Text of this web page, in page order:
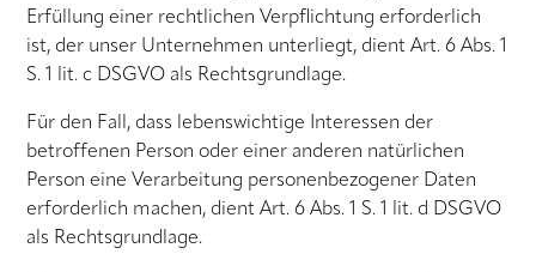
Erfüllung einer rechtlichen Verpflichtung erforderlich
ist, der unser Unternehmen unterliegt, dient Art. 6 Abs. 1
S. 1 lit. c DSGVO als Rechtsgrundlage.
Für den Fall, dass lebenswichtige Interessen der
betroffenen Person oder einer anderen natürlichen
Person eine Verarbeitung personenbezogener Daten
erforderlich machen, dient Art. 6 Abs. 1 S. 1 lit. d DSGVO
als Rechtsgrundlage.